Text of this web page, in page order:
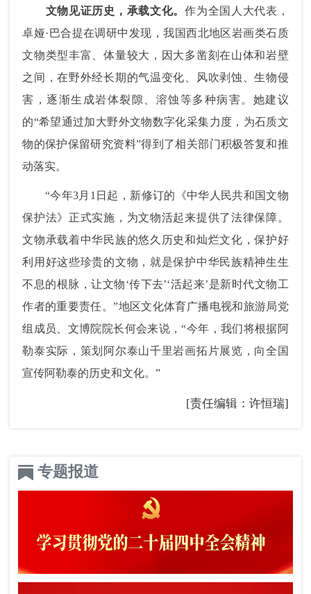
文物见证历史，承载文化。作为全国人大代表，
卓娅·巴合提在调研中发现，我国西北地区岩画类石质
文物类型丰富、体量较大，因大多凿刻在山体和岩壁
之间，在野外经长期的气温变化、风吹剥蚀、生物侵
害，逐渐生成岩体裂隙、溶蚀等多种病害。她建议
的“希望通过加大野外文物数字化采集力度，为石质文
物的保护保留研究资料”得到了相关部门积极答复和推
动落实。
“今年3月1日起，新修订的《中华人民共和国文物
保护法》正式实施，为文物活起来提供了法律保障。
文物承载着中华民族的悠久历史和灿烂文化，保护好
利用好这些珍贵的文物，就是保护中华民族精神生生
不息的根脉，让文物‘传下去’‘活起来’是新时代文物工
作者的重要责任。”地区文化体育广播电视和旅游局党
组成员、文博院院长何会来说，“今年，我们将根据阿
勒泰实际，策划阿尔泰山千里岩画拓片展览，向全国
宣传阿勒泰的历史和文化。”
[责任编辑：许恒瑞]
专题报道